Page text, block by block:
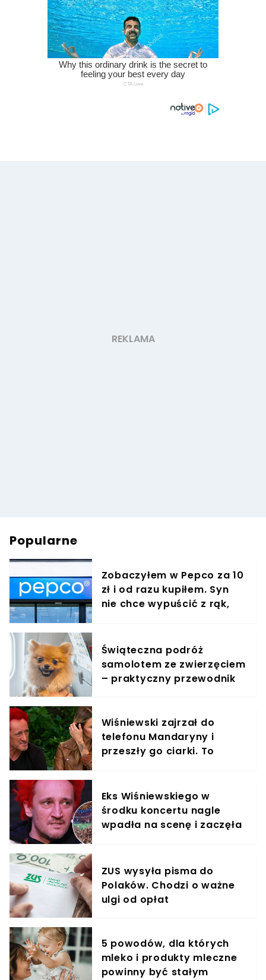
Popularne
Zobaczyłem w Pepco za 10
zł i od razu kupiłem. Syn
nie chce wypuścić z rąk,
Świąteczna podróż
samolotem ze zwierzęciem
– praktyczny przewodnik
Wiśniewski zajrzał do
telefonu Mandaryny i
przeszły go ciarki. To
Eks Wiśniewskiego w
środku koncertu nagle
wpadła na scenę i zaczęła
ZUS wysyła pisma do
Polaków. Chodzi o ważne
ulgi od opłat
5 powodów, dla których
mleko i produkty mleczne
powinny być stałym